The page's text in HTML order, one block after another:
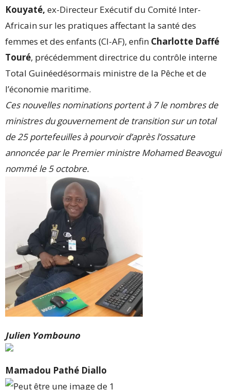
Kouyaté, ex-Directeur Exécutif du Comité Inter-
Africain sur les pratiques affectant la santé des
femmes et des enfants (CI-AF), enfin Charlotte Daffé
Touré, précédemment directrice du contrôle interne
Total Guinéedésormais ministre de la Pêche et de
l’économie maritime.
Ces nouvelles nominations portent à 7 le nombres de
ministres du gouvernement de transition sur un total
de 25 portefeuilles à pourvoir d’après l’ossature
annoncée par le Premier ministre Mohamed Beavogui
nommé le 5 octobre.
Julien Yombouno
Mamadou Pathé Diallo